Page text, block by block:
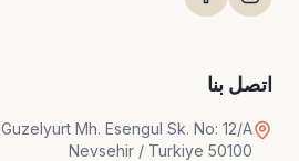
اتصل بنا
Guzelyurt Mh. Esengul Sk. No: 12/A
50100 Nevsehir / Turkiye